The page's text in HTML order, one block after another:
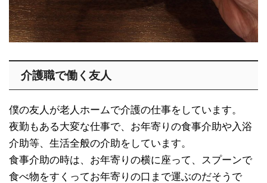
介護職で働く友人
僕の友人が老人ホームで介護の仕事をしています。
夜勤もある大変な仕事で、お年寄りの食事介助や入浴
介助等、生活全般の介助をしています。
食事介助の時は、お年寄りの横に座って、スプーンで
食べ物をすくってお年寄りの口まで運ぶのだそうで